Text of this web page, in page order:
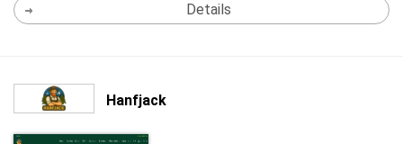
Details
Hanfjack